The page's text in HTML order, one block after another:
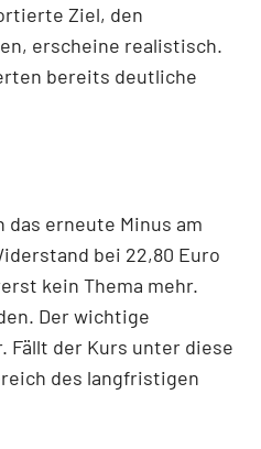
Ziel, den
erscheine realistisch.
bereits deutliche
erneute Minus am
bei 22,80 Euro
kein Thema mehr.
Der wichtige
Fällt der Kurs unter diese
des langfristigen